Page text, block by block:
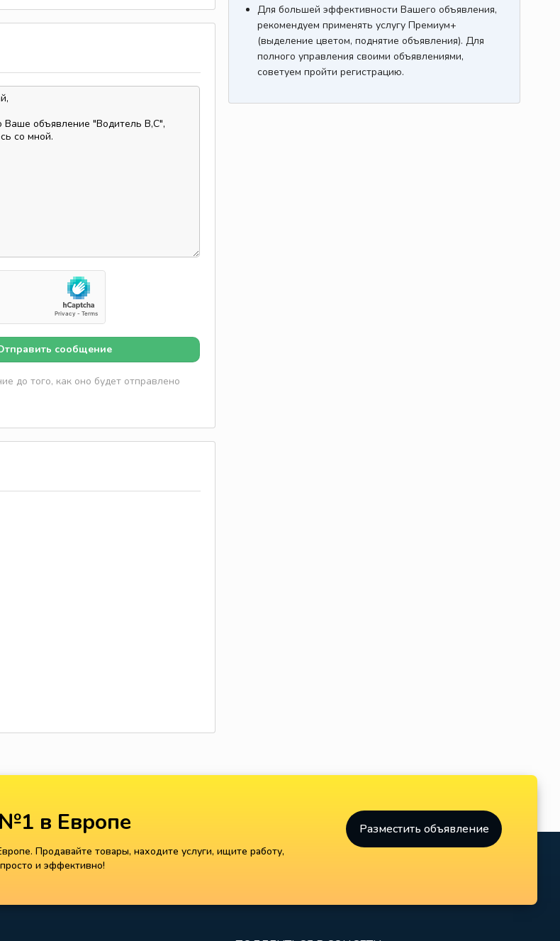
сообщение
до того, как оно будет отправлено
Для большей эффективности Вашего объявления,
рекомендуем применять услугу Премиум+
(выделение цветом, поднятие объявления). Для
полного управления своими объявлениями,
советуем пройти регистрацию.
в Европе
Продавайте товары, находите услуги, ищите работу,
и эффективно!
Разместить объявление